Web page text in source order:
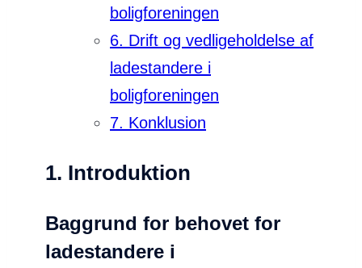
boligforeningen
6. Drift og vedligeholdelse af
ladestandere i
boligforeningen
7. Konklusion
1. Introduktion
Baggrund for behovet for
ladestandere i